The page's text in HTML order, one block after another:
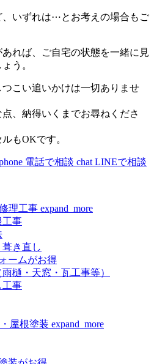
いずれは⋯とお考えの場合もご
れば、ご自宅の状態を一緒に見
う。
こい追いかけは一切ありませ
、納得いくまでお尋ねくださ
もOKです。
電話で相談 chat LINEで相談
理工事 expand_more
工事
き直し
ームがお得
樋・天窓・瓦工事等）
工事
屋根塗装 expand_more